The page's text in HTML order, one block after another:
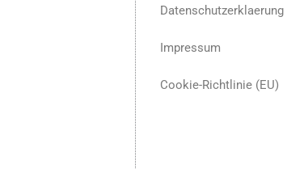
Datenschutzerklaerung
Impressum
Cookie-Richtlinie (EU)